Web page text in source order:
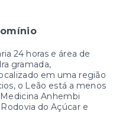
24 horas e área de
gramada,
em uma região
o Leão está a menos
Anhembi
do Açúcar e